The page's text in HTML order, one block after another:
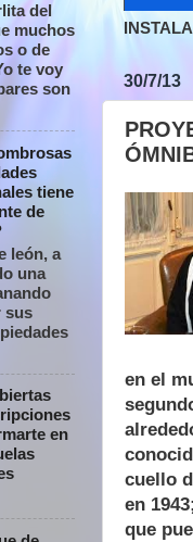
30/7/13
en el
cuello
en
que
del
muchos
o de
te voy
son
tiene
de
león, a
una
sus
en